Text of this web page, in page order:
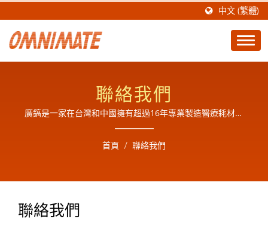
中文 (繁體)
聯絡我們
廣鎬是一家在台灣和中國擁有超過16年專業製造醫療耗材和
產品設計經驗 (歷史) 的公司，主要生產高品質醫療耗材和產
品，工業五金和商業零組件的組裝及成品製造廠,為了提供完
首頁 / 聯絡我們
聯絡我們